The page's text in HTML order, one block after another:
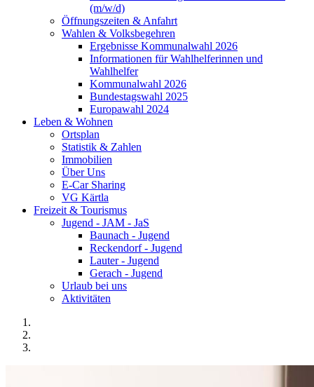
(m/w/d)
Öffnungszeiten & Anfahrt
Wahlen & Volksbegehren
Ergebnisse Kommunalwahl 2026
Informationen für Wahlhelferinnen und
Wahlhelfer
Kommunalwahl 2026
Bundestagswahl 2025
Europawahl 2024
Leben & Wohnen
Ortsplan
Statistik & Zahlen
Immobilien
Über Uns
E-Car Sharing
VG Kärtla
Freizeit & Tourismus
Jugend - JAM - JaS
Baunach - Jugend
Reckendorf - Jugend
Lauter - Jugend
Gerach - Jugend
Urlaub bei uns
Aktivitäten